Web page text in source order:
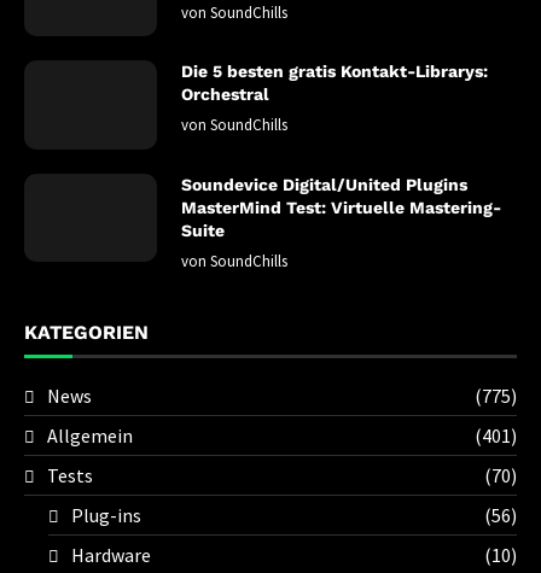
von SoundChills
Die 5 besten gratis Kontakt-Librarys:
Orchestral
von SoundChills
Soundevice Digital/United Plugins
MasterMind Test: Virtuelle Mastering-
Suite
von SoundChills
KATEGORIEN
News
(775)
Allgemein
(401)
Tests
(70)
Plug-ins
(56)
Hardware
(10)